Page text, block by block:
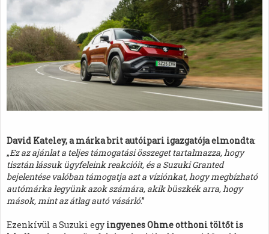
David Kateley, a márka brit autóipari igazgatója elmondta:
„Ez az ajánlat a teljes támogatási összeget tartalmazza, hogy
tisztán lássuk ügyfeleink reakcióit, és a Suzuki Granted
bejelentése valóban támogatja azt a víziónkat, hogy megbízható
autómárka legyünk azok számára, akik büszkék arra, hogy
mások, mint az átlag autó vásárló.”
Ezenkívül a Suzuki egy ingyenes Ohme otthoni töltőt is